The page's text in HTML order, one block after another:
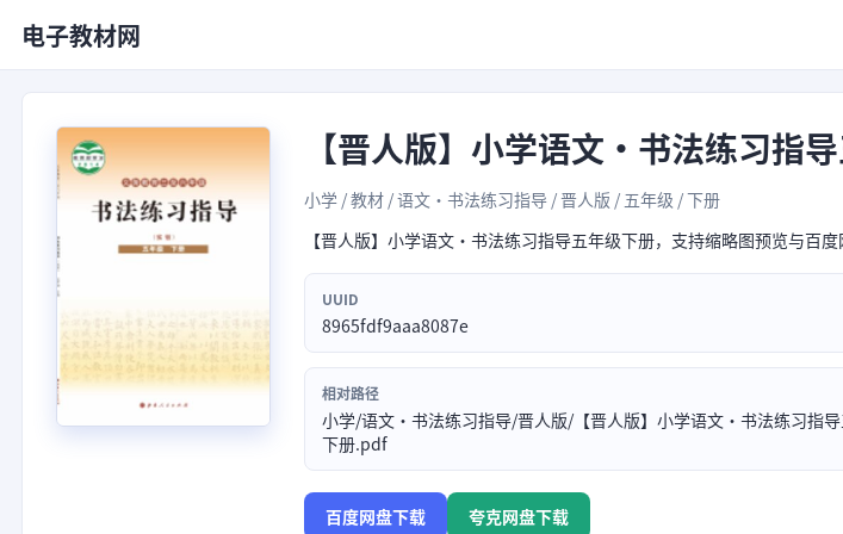
电子教材网
【晋人版】小学语文·书法练习指
小学 / 教材 / 语文·书法练习指导 / 晋人版 / 五年级 / 下册
【晋人版】小学语文·书法练习指导五年级下册，支持缩略图预览与百度
UUID
8965fdf9aaa8087e
相对路径
小学/语文·书法练习指导/晋人版/【晋人版】小学语文·书法练习指导
下册.pdf
百度网盘下载 夸克网盘下载